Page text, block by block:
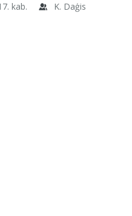
kab.
K. Daģis